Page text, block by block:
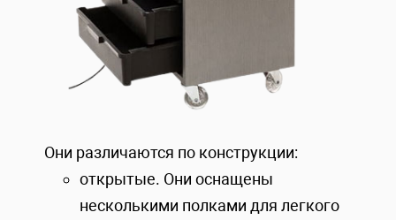
Они различаются по конструкции:
открытые. Они оснащены
несколькими полками для легкого